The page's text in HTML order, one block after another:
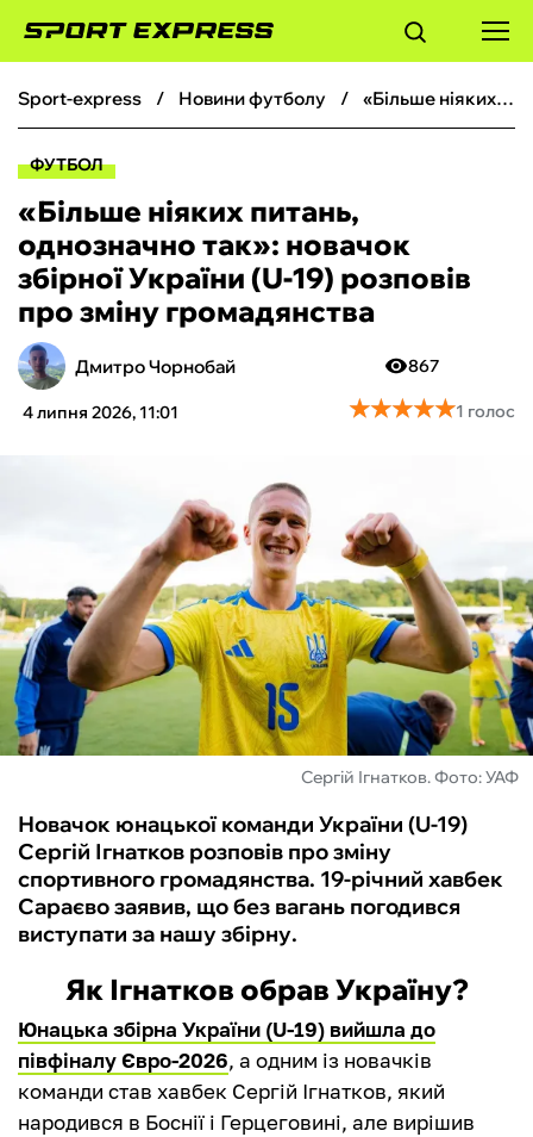
ФУТБОЛ
БОКС
ХОКЕЙ
ТЕНІС
ФУТЗАЛ
ІНШІ
БУКМЕКЕРИ
sport-express новини футболу «Більше ніяких питань, однозначно так»: новачок збірної України (U-19) розповів про зміну громадянства
ФУТБОЛ
«Більше ніяких питань,
однозначно так»: новачок
збірної України (U-19) розповів
про зміну громадянства
Дмитро Чорнобай
4 липня 2026, 11:01
867
★★★★★
★★★★★1 голос
Сергій Ігнатков. Фото: УАФ
Новачок юнацької команди України (U-19)
Сергій Ігнатков розповів про зміну
спортивного громадянства. 19-річний хавбек
Сараєво заявив, що без вагань погодився
виступати за нашу збірну.
Як Ігнатков обрав Україну?
Юнацька збірна України (U-19) вийшла до
півфіналу Євро-2026, а одним із новачків
команди став хавбек Сергій Ігнатков, який
народився в Боснії і Герцеговині, але вирішив